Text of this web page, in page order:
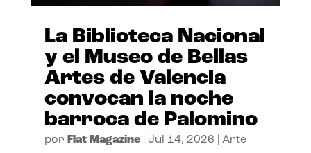
La Biblioteca Nacional
y el Museo de Bellas
Artes de Valencia
convocan la noche
barroca de Palomino
por Flat Magazine| Jul 14, 2026 Arte